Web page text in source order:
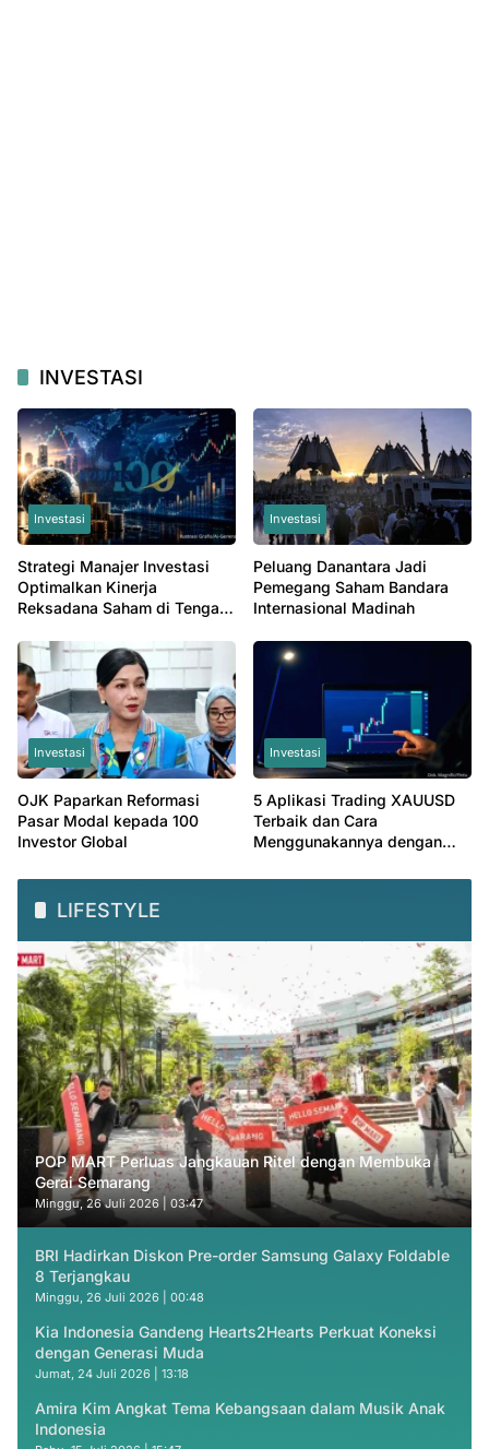
INVESTASI
Investasi
Strategi Manajer Investasi
Optimalkan Kinerja
Reksadana Saham di Tengah
Investasi
Peluang Danantara Jadi
Pemegang Saham Bandara
Internasional Madinah
Investasi
OJK Paparkan Reformasi
Pasar Modal kepada 100
Investor Global
Investasi
5 Aplikasi Trading XAUUSD
Terbaik dan Cara
Menggunakannya dengan
LIFESTYLE
POP MART Perluas Jangkauan Ritel dengan Membuka
Gerai Semarang
Minggu, 26 Juli 2026 | 03:47
BRI Hadirkan Diskon Pre-order Samsung Galaxy Foldable
8 Terjangkau
Minggu, 26 Juli 2026 | 00:48
Kia Indonesia Gandeng Hearts2Hearts Perkuat Koneksi
dengan Generasi Muda
Jumat, 24 Juli 2026 | 13:18
Amira Kim Angkat Tema Kebangsaan dalam Musik Anak
Indonesia